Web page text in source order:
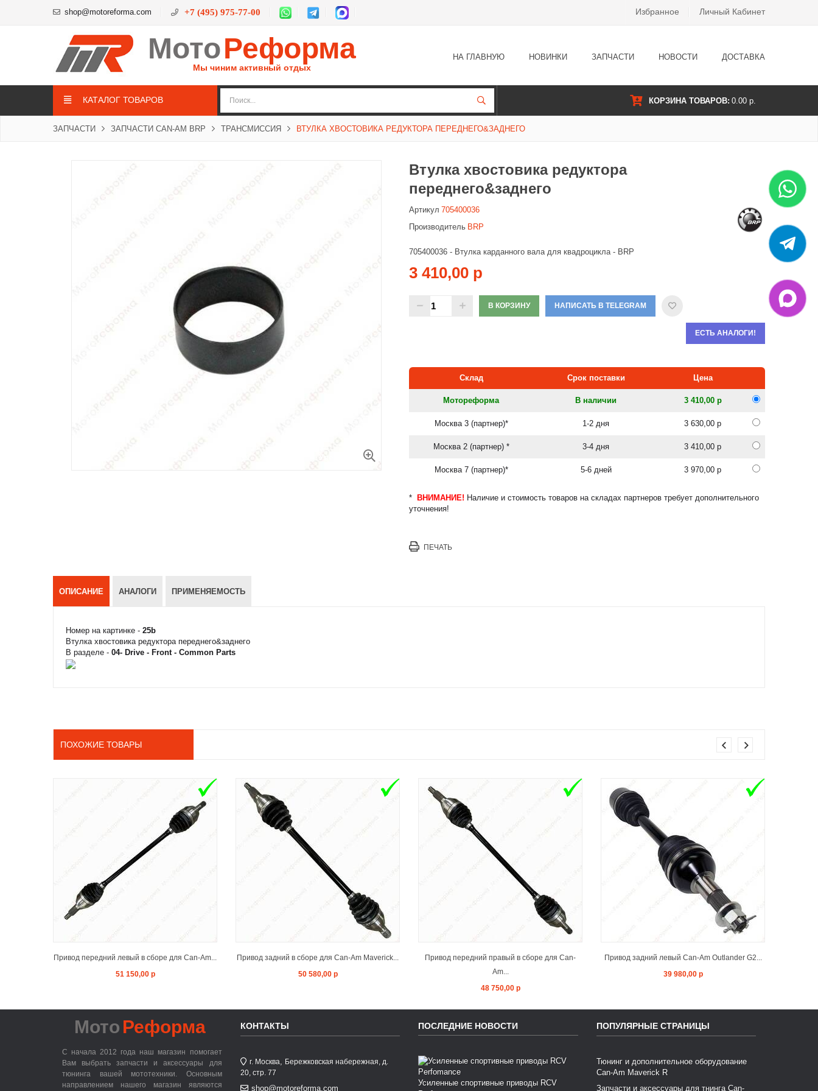
shop@motoreforma.com +7 (495) 975-77-00 Избранное Личный Кабинет
МотоРеформа
Мы чиним активный отдых
НА ГЛАВНУЮ НОВИНКИ ЗАПЧАСТИ НОВОСТИ ДОСТАВКА
КАТАЛОГ ТОВАРОВ КОРЗИНА ТОВАРОВ: 0.00 р.
ЗАПЧАСТИ ЗАПЧАСТИ CAN-AM BRP ТРАНСМИССИЯ ВТУЛКА ХВОСТОВИКА РЕДУКТОРА ПЕРЕДНЕГО&ЗАДНЕГО
Втулка хвостовика редуктора
переднего&заднего
Артикул 705400036
Производитель BRP
705400036 - Втулка карданного вала для квадроцикла - BRP
3 410,00 р
В КОРЗИНУ НАПИСАТЬ В TELEGRAM
ЕСТЬ АНАЛОГИ!
Склад Срок поставки Цена
Мотореформа В наличии 3 410,00 р
Москва 3 (партнер)* 1-2 дня 3 630,00 р
Москва 2 (партнер) * 3-4 дня 3 410,00 р
Москва 7 (партнер)* 5-6 дней 3 970,00 р
* ВНИМАНИЕ! Наличие и стоимость товаров на складах партнеров требует дополнительного
уточнения!
ПЕЧАТЬ
ОПИСАНИЕ АНАЛОГИ ПРИМЕНЯЕМОСТЬ
Номер на картинке - 25b
Втулка хвостовика редуктора переднего&заднего
В разделе - 04- Drive - Front - Common Parts
ПОХОЖИЕ ТОВАРЫ
Привод передний левый в сборе для Can-Am...
51 150,00 р
Привод задний в сборе для Can-Am Maverick...
50 580,00 р
ADD TO CART
Привод передний правый в сборе для Can-
Am...
48 750,00 р
ADD TO CART
Привод задний левый Can-Am Outlander G2...
39 980,00 р
ADD TO CART
Мото Реформа
С начала 2012 года наш магазин помогает
Вам выбрать запчасти и аксессуары для
тюнинга вашей мототехники. Основным
направлением нашего магазин являются
КОНТАКТЫ
г. Москва, Бережковская набережная, д.
20, стр. 77
shop@motoreforma.com
ПОСЛЕДНИЕ НОВОСТИ
Усиленные спортивные приводы RCV
ПОПУЛЯРНЫЕ СТРАНИЦЫ
Тюнинг и дополнительное оборудование
Can-Am Maverick R
Запчасти и аксессуары для тнинга Can-